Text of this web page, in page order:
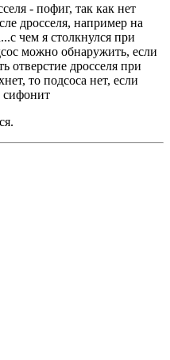
- пофиг, так как нет
дросселя, например на
чем я столкнулся при
можно обнаружить, если
отверстие дросселя при
то подсоса нет, если
сифонит